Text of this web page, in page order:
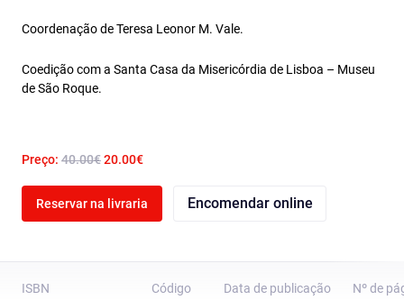
Coordenação de Teresa Leonor M. Vale.
Coedição com a Santa Casa da Misericórdia de Lisboa – Museu
de São Roque.
Preço: 40.00€20.00€
Reservar na livraria Encomendar online
ISBN
Código
Data de publicação
Nº de